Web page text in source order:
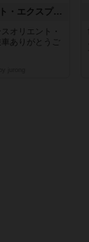
トランスオリエント・エクスプレス
オリエント・
ありがとうご